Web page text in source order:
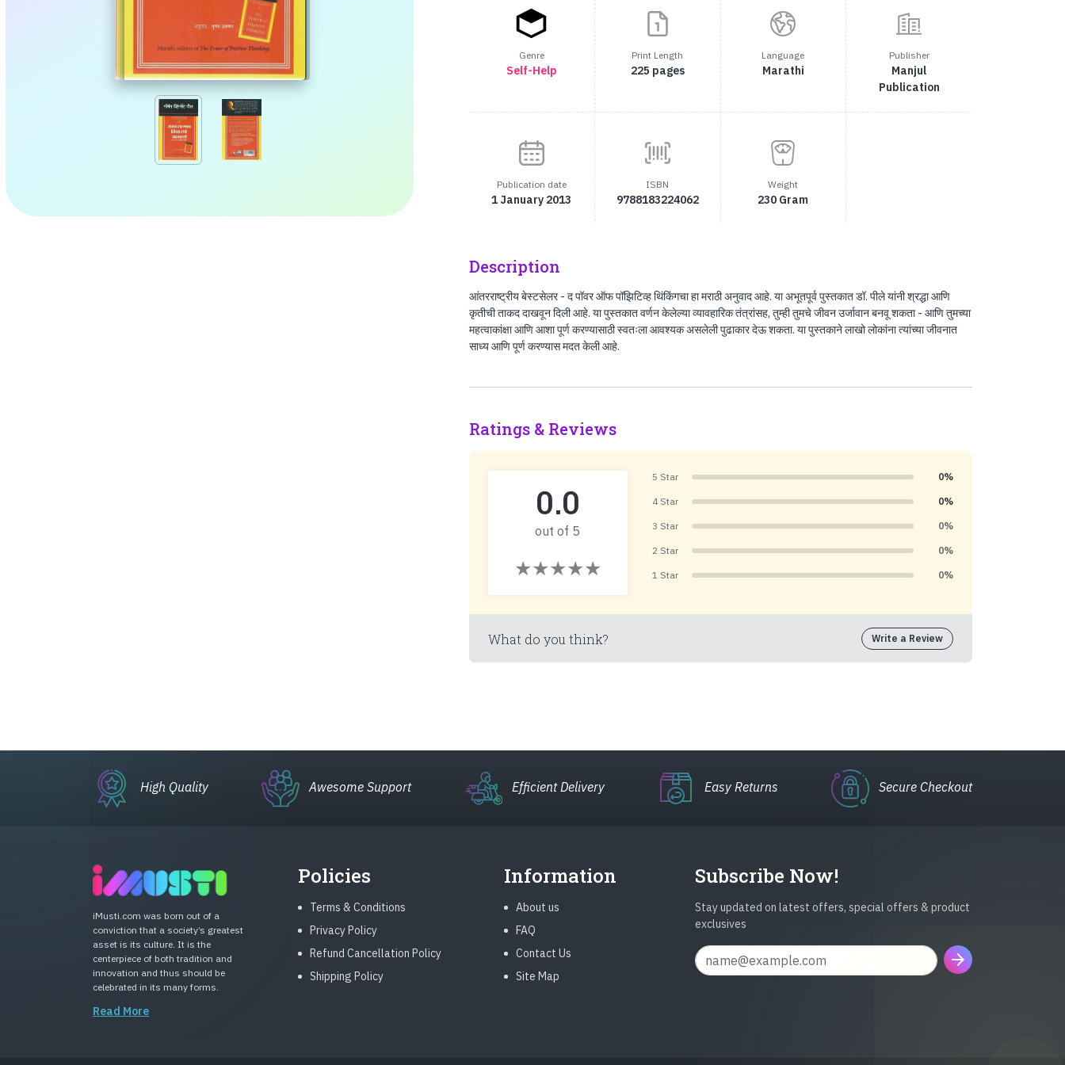
Genre
Self-Help
Print Length
225 pages
Language
Marathi
Publisher
Manjul
Publication
Publication date
1 January 2013
ISBN
9788183224062
Weight
230 Gram
Description
आंतरराष्ट्रीय बेस्टसेलर - द पॉवर ऑफ पॉझिटिव्ह थिंकिंगचा हा मराठी अनुवाद आहे. या अभूतपूर्व पुस्तकात डॉ. पीले यांनी श्रद्धा आणि
कृतीची ताकद दाखवून दिली आहे. या पुस्तकात वर्णन केलेल्या व्यावहारिक तंत्रांसह, तुम्ही तुमचे जीवन उर्जावान बनवू शकता - आणि तुमच्या
महत्वाकांक्षा आणि आशा पूर्ण करण्यासाठी स्वतःला आवश्यक असलेली पुढाकार देऊ शकता. या पुस्तकाने लाखो लोकांना त्यांच्या जीवनात
साध्य आणि पूर्ण करण्यास मदत केली आहे.
Ratings & Reviews
0.0
out of 5
5 Star 0%
4 Star 0%
3 Star 0%
2 Star 0%
1 Star 0%
What do you think? Write a Review
High Quality Awesome Support Efficient Delivery Easy Returns Secure Checkout
iMusti.com was born out of a
conviction that a society’s greatest
asset is its culture. It is the
centerpiece of both tradition and
innovation and thus should be
celebrated in its many forms.
Read More
Policies
Terms & Conditions
Privacy Policy
Refund Cancellation Policy
Shipping Policy
Information
About us
FAQ
Contact Us
Site Map
Subscribe Now!
Stay updated on latest offers, special offers & product
exclusives
arrow_forward